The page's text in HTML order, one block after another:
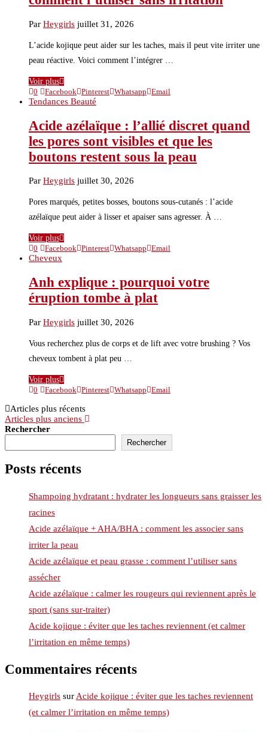
Par Heygirls juillet 31, 2026
L’acide kojique peut aider sur les taches, mais il peut vite irriter une
peau réactive. Voici comment l’intégrer …
Voir plus
0
Facebook Pinterest Whatsapp Email
Tendances Beauté
Acide azélaïque : l’allié discret quand
les pores sont visibles et que les
boutons restent sous la peau
Par Heygirls juillet 30, 2026
Pores marqués, petites bosses, boutons sous-cutanés : l’acide
azélaïque peut aider à lisser et apaiser sans agresser. À …
Voir plus
0
Facebook Pinterest Whatsapp Email
Cheveux
Anh explique : pourquoi votre
éruption tombe à plat
Par Heygirls juillet 30, 2026
Vous recherchez plus de corps et de lift avec votre brushing ? Vos
cheveux tombent à plat peu …
Voir plus
0
Facebook Pinterest Whatsapp Email
Articles plus récents
Articles plus anciens
Rechercher
Rechercher
Posts récents
Shampoing hydratant : hydrater les longueurs sans graisser les
racines
Acide azélaïque + AHA/BHA : comment les associer sans
irriter la peau
Acide azélaïque et peau grasse : comment l’utiliser sans
assécher
Acide azélaïque : calmer les rougeurs qui reviennent après le
sport (sans sur-traiter)
Acide kojique : éviter que les taches reviennent (et calmer
l’irritation en même temps)
Commentaires récents
Heygirls surAcide kojique : éviter que les taches reviennent
(et calmer l’irritation en même temps)